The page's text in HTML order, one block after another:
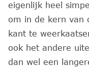
eigenlijk heel
om in de kern van
kant te
ook het andere
dan wel een